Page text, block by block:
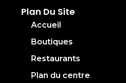
Plan Du Site
Accueil
Boutiques
Restaurants
Plan du centre